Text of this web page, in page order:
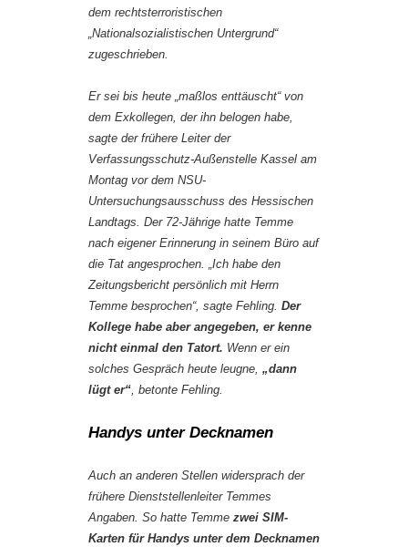
dem rechtsterroristischen
„Nationalsozialistischen Untergrund“
zugeschrieben.
Er sei bis heute „maßlos enttäuscht“ von
dem Exkollegen, der ihn belogen habe,
sagte der frühere Leiter der
Verfassungsschutz-Außenstelle Kassel am
Montag vor dem NSU-
Untersuchungsausschuss des Hessischen
Landtags. Der 72-Jährige hatte Temme
nach eigener Erinnerung in seinem Büro auf
die Tat angesprochen. „Ich habe den
Zeitungsbericht persönlich mit Herrn
Temme besprochen“, sagte Fehling. Der
Kollege habe aber angegeben, er kenne
nicht einmal den Tatort. Wenn er ein
solches Gespräch heute leugne, „dann
lügt er“, betonte Fehling.
Handys unter Decknamen
Auch an anderen Stellen widersprach der
frühere Dienststellenleiter Temmes
Angaben. So hatte Temme zwei SIM-
Karten für Handys unter dem Decknamen